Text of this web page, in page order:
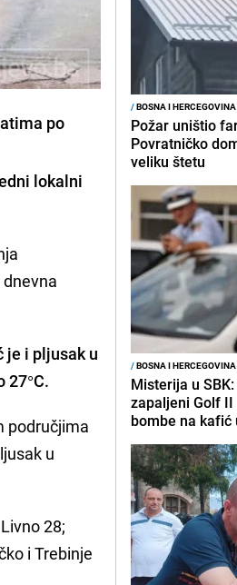
po
lokalni
je i pljusak u
27°C.
područjima
u
28;
i Trebinje
/BOSNA I HERCEGOVINA
Požar uništio
Povratničko
veliku štetu
/BOSNA I HERCEGOVINA
Misterija u
zapaljeni Golf
bombe na kafić